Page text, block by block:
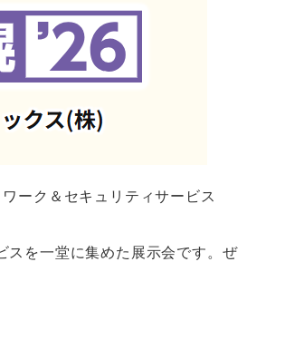
ーク＆セキュリティサービス
スを一堂に集めた展示会です。ぜ